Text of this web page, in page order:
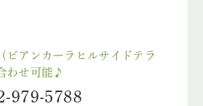
ビアンカーラヒルサイドテラ
わせ可能♪
979-5788